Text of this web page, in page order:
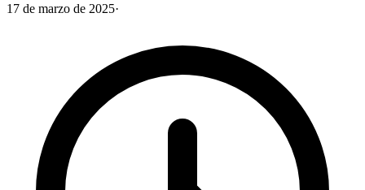
17 de marzo de 2025·